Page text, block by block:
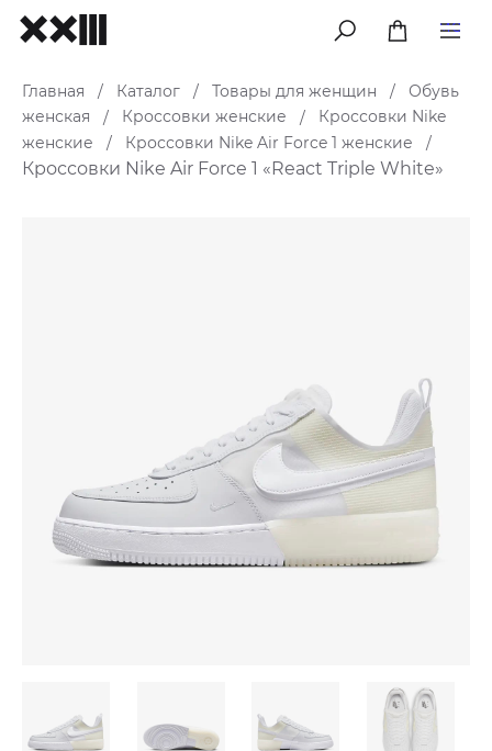
меню
Главная / Каталог / Товары для женщин /
Обувь
женская
/ Кроссовки женские /
Кроссовки Nike
женские
/ Кроссовки Nike Air Force 1 женские /
Кроссовки Nike Air Force 1 «React Triple White»